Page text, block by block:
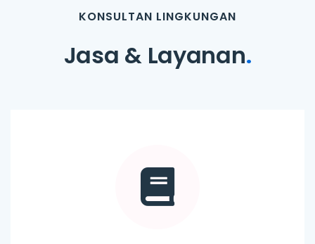
KONSULTAN LINGKUNGAN
Jasa & Layanan.